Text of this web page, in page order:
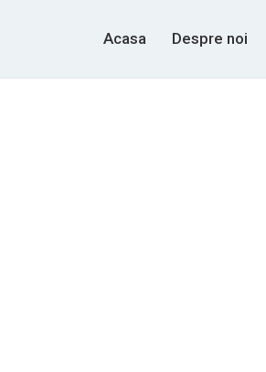
Acasa Despre noi